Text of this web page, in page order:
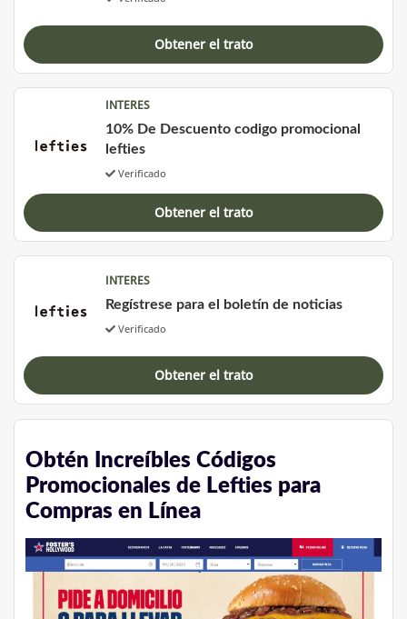
Obtener el trato
INTERES
10% De Descuento codigo promocional
lefties
Verificado
Obtener el trato
INTERES
Regístrese para el boletín de noticias
Verificado
Obtener el trato
Obtén Increíbles Códigos
Promocionales de Lefties para
Compras en Línea